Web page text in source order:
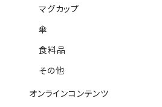
マグカップ
傘
食料品
その他
オンラインコンテンツ